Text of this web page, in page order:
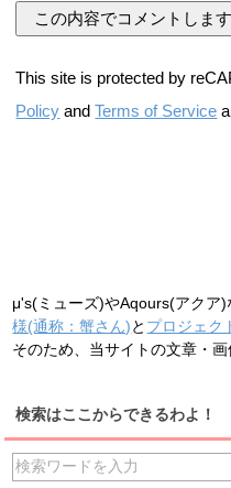
This site is protected by
Policy andTerms of Service
μ's(ミューズ)やAqours(アクア
様(通称：蟹さん)と プロジェク
そのため、当サイトの文章・画
検索はここからできるわよ！